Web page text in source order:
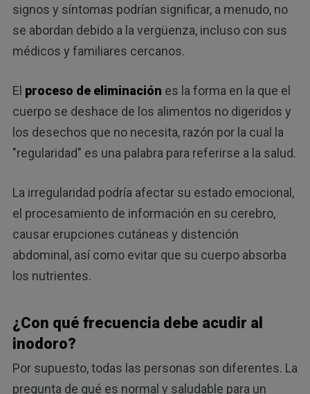
signos y síntomas podrían significar, a menudo, no
se abordan debido a la vergüenza, incluso con sus
médicos y familiares cercanos.
El proceso de eliminación es la forma en la que el
cuerpo se deshace de los alimentos no digeridos y
los desechos que no necesita, razón por la cual la
"regularidad" es una palabra para referirse a la salud.
La irregularidad podría afectar su estado emocional,
el procesamiento de información en su cerebro,
causar erupciones cutáneas y distención
abdominal, así como evitar que su cuerpo absorba
los nutrientes.
¿Con qué frecuencia debe acudir al
inodoro?
Por supuesto, todas las personas son diferentes. La
pregunta de qué es normal y saludable para un